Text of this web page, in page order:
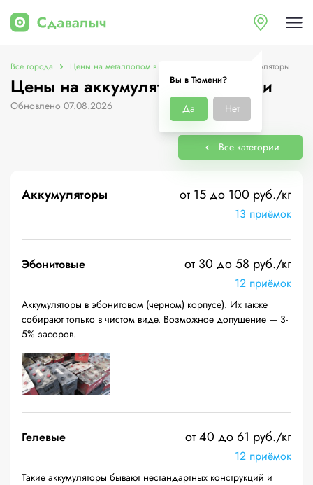
Вы в Тюмени?
Да Нет
Все города Цены на металлолом в Тюмени Цены на аккумуляторы
Цены на аккумуляторы в Тюмени
Обновлено 07.08.2026
Все категории
Аккумуляторы от 15 до 100 руб./кг
13 приёмок
Эбонитовые от 30 до 58 руб./кг
12 приёмок
Аккумуляторы в эбонитовом (черном) корпусе). Их также
собирают только в чистом виде. Возможное допущение — 3-
5% засоров.
Гелевые от 40 до 61 руб./кг
12 приёмок
Такие аккумуляторы бывают нестандартных конструкций и